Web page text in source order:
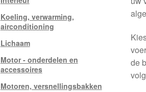
de
Koeling, verwarming,
airconditioning
Lichaam
Motor - onderdelen en
accessoires
Motoren, versnellingsbakken